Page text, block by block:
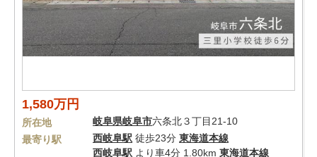
1,580万円
所在地 岐阜県岐阜市六条北３丁目21-10
最寄り駅
西岐阜駅 徒歩23分 東海道本線
西岐阜駅 より車4分 1.80km 東海道本線